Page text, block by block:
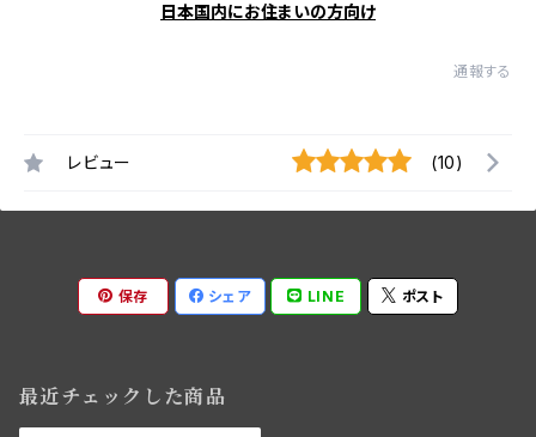
日本国内にお住まいの方向け
通報する
レビュー (10)
保存 シェア LINE ポスト
最近チェックした商品